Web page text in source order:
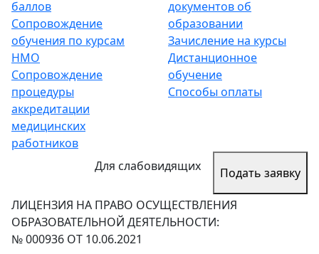
баллов
Сопровождение
обучения по курсам
НМО
Сопровождение
процедуры
аккредитации
медицинских
работников
документов об
образовании
Зачисление на курсы
Дистанционное
обучение
Способы оплаты
Для слабовидящих Подать заявку
ЛИЦЕНЗИЯ НА ПРАВО ОСУЩЕСТВЛЕНИЯ
ОБРАЗОВАТЕЛЬНОЙ ДЕЯТЕЛЬНОСТИ:
№ 000936 ОТ 10.06.2021